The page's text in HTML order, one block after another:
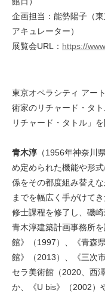
企画担当：能勢陽子（
アキュレーター）
展覧会URL： https://
東京オペラシティ アー
術家のリチャード・タ
リチャード・タトル」を
青木淳 （1956年神奈川
め定められた機能や形
係をその都度組み替え
までを幅広く手がけて
修士課程を修了し、磯
青木淳建築計画事務所
館》（1997）、《青森
館》（2013）、《三次
セラ美術館（2020、西
か、《U bis》（2002）